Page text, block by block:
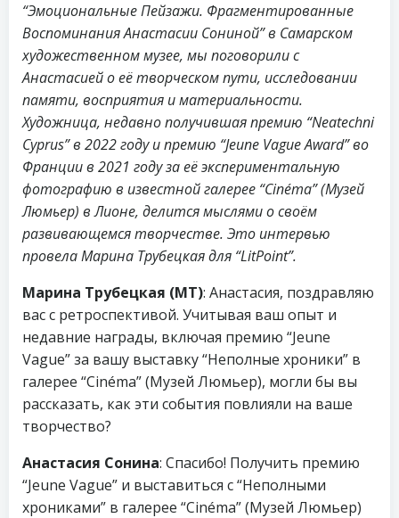
“Эмоциональные Пейзажи. Фрагментированные
Воспоминания Анастасии Сониной” в Самарском
художественном музее, мы поговорили с
Анастасией о её творческом пути, исследовании
памяти, восприятия и материальности.
Художница, недавно получившая премию “Neatechni
Cyprus” в 2022 году и премию “Jeune Vague Award” во
Франции в 2021 году за её экспериментальную
фотографию в известной галерее “Cinéma” (Музей
Люмьер) в Лионе, делится мыслями о своём
развивающемся творчестве. Это интервью
провела Марина Трубецкая для “LitPoint”.
Марина Трубецкая (МТ): Анастасия, поздравляю
вас с ретроспективой. Учитывая ваш опыт и
недавние награды, включая премию “Jeune
Vague” за вашу выставку “Неполные хроники” в
галерее “Cinéma” (Музей Люмьер), могли бы вы
рассказать, как эти события повлияли на ваше
творчество?
Анастасия Сонина: Спасибо! Получить премию
“Jeune Vague” и выставиться с “Неполными
хрониками” в галерее “Cinéma” (Музей Люмьер)